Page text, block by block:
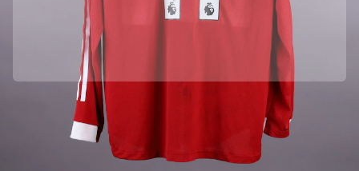
Parceria oficial com Liverpool FC
Esta camisola veio diretamente de Liverpool FC para garantir a sua autenticidade.
Autenticado com a Fabricks